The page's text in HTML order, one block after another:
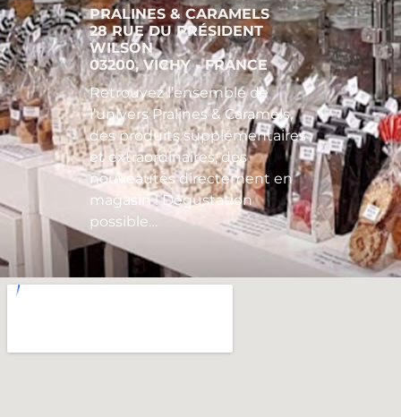
PRALINES & CARAMELS
28 RUE DU PRÉSIDENT
WILSON
03200, VICHY - FRANCE
Retrouvez l’ensemble de
l’univers Pralines & Caramels,
des produits supplémentaires
et extraordinaires, des
nouveautés directement en
magasin ! Dégustation
possible…